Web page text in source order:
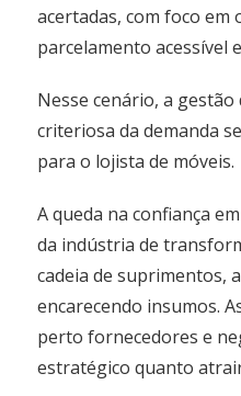
acertadas, com foco em
parcelamento acessível
Nesse cenário, a
criteriosa da demanda
para o lojista de móveis.
A queda na confiança
da indústria de
cadeia de suprimentos,
encarecendo insumos.
perto fornecedores e
estratégico quanto